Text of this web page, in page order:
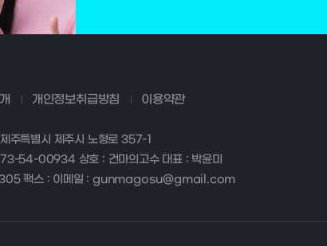
개인정보취급방침 이용약관
제주특별시 제주시 노형로 357-1
54-00934 상호 : 건마의고수 대표 : 박윤미
팩스 : 이메일 : gunmagosu@gmail.com